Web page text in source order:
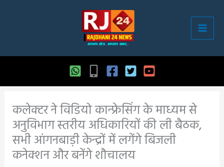
कलेक्टर ने विडियो कान्फ्रेसिंग के माध्यम से
अनुविभाग स्तरीय अधिकारियों की ली बैठक,
सभी आंगनबाड़ी केन्द्रों में लगेंगे बिजली
कनेक्शन और बनेंगे शौचालय